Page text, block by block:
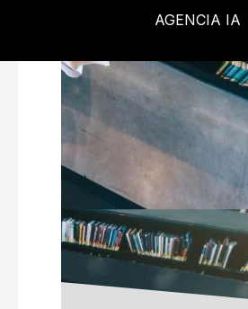
AGENCIA IA